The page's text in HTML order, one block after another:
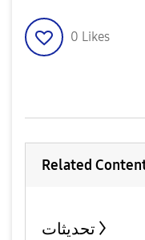
0 Likes
Related
تحديثات